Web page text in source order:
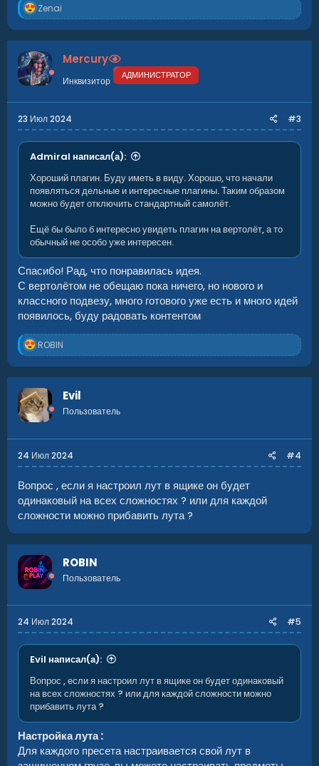
Р
е
а
к
ц
и
и
:
Zenai
Mercury
Инквизитор АДМИНИСТРАТОР
23 Июл 2024 #3
Admiral написал(а):
Хороший плагин. Буду иметь в виду. Хорошо, что начали
появляться дельные и интересные плагины. Таким образом
можно будет отключить стандартный самолёт.
Ещё бы было б интересно увидеть плагин на вертолёт, а то
обычный не особо уже интересен.
Спасибо! Рад, что понравилась идея.
С вертолётом не обещаю пока ничего, но нового и
классного подвезу, много готового уже есть и много идей
появилось, буду радовать контентом
Р
е
а
к
ц
и
и
:
ROBIN
Evil
Пользователь
24 Июл 2024 #4
Вопрос , если я настроил лут в ящике он будет
одинаковый на всех сложностях ? или для каждой
сложности можно прибавить лута ?
ROBIN
Пользователь
24 Июл 2024 #5
Evil написал(а):
Вопрос , если я настроил лут в ящике он будет одинаковый
на всех сложностях ? или для каждой сложности можно
прибавить лута ?
Настройка лута :
Для каждого пресета настраивается свой лут в